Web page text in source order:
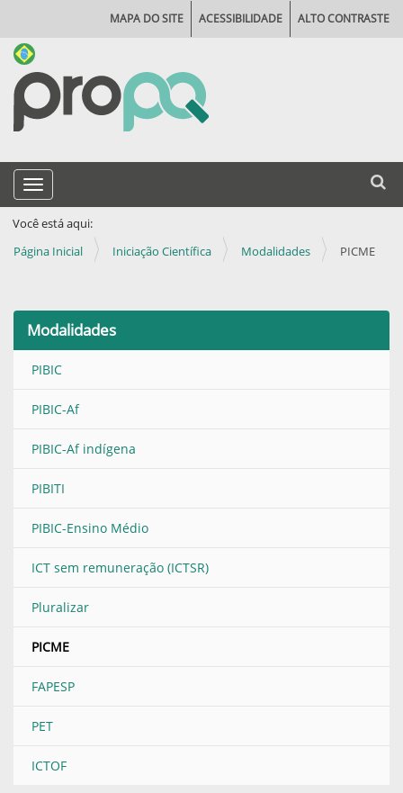
Busca
MAPA DO SITE ACESSIBILIDADE ALTO CONTRASTE
Toggle navigation
Você está aqui:
Página Inicial
Iniciação Científica Modalidades PICME
Modalidades
PIBIC
PIBIC-Af
PIBIC-Af indígena
PIBITI
PIBIC-Ensino Médio
ICT sem remuneração (ICTSR)
Pluralizar
PICME
FAPESP
PET
ICTOF